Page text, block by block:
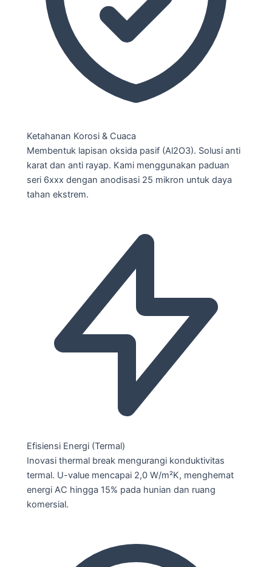
Ketahanan Korosi & Cuaca
Membentuk lapisan oksida pasif (Al2O3). Solusi anti
karat dan anti rayap. Kami menggunakan paduan
seri 6xxx dengan anodisasi 25 mikron untuk daya
tahan ekstrem.
Efisiensi Energi (Termal)
Inovasi thermal break mengurangi konduktivitas
termal. U-value mencapai 2,0 W/m²K, menghemat
energi AC hingga 15% pada hunian dan ruang
komersial.